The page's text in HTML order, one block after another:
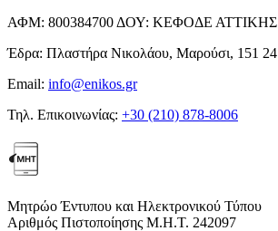
ΑΦΜ: 800384700 ΔΟΥ: ΚΕΦΟΔΕ ΑΤΤΙΚΗΣ
Έδρα: Πλαστήρα Νικολάου, Μαρούσι, 151 24
Email: info@enikos.gr
Τηλ. Επικοινωνίας: +30 (210) 878-8006
Μητρώο Έντυπου και Ηλεκτρονικού Τύπου
Αριθμός Πιστοποίησης Μ.Η.Τ. 242097